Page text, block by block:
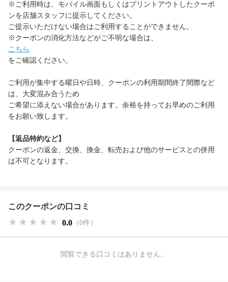
※ご利用時は、モバイル画面もしくはプリントアウトしたクーポ
ンを店舗スタッフに提示してください。
ご提示いただけない場合はご利用することができません。
※クーポンの消化方法などがご不明な場合は、
こちら
をご確認ください。
ご利用が集中する曜日や日時、クーポンの利用期間終了間際など
は、大変混み合うため
ご希望に添えない場合があります。余裕を持ってお早めのご利用
をお願い致します。
【返品特約など】
クーポンの返金、交換、換金、転売および他のサービスとの併用
は不可となります。
このクーポンの口コミ
★★★★★
★★★★★
★★★★★ 0.0 （0件）
閲覧できる口コミはありません。